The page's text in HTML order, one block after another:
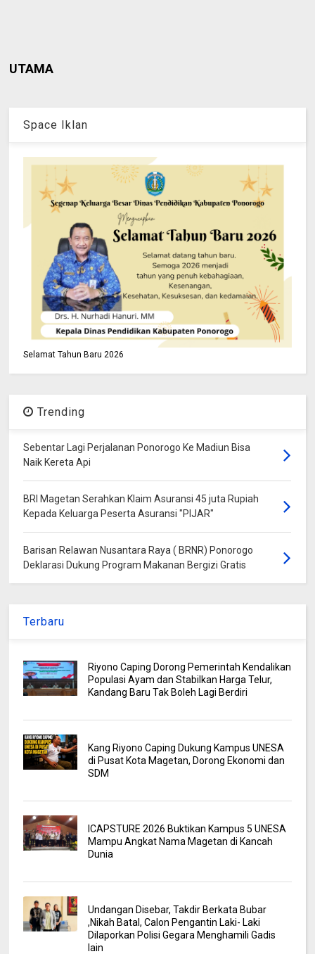
UTAMA
Space Iklan
Selamat Tahun Baru 2026
Trending
Sebentar Lagi Perjalanan Ponorogo Ke Madiun Bisa
Naik Kereta Api
BRI Magetan Serahkan Klaim Asuransi 45 juta Rupiah
Kepada Keluarga Peserta Asuransi "PIJAR"
Barisan Relawan Nusantara Raya ( BRNR) Ponorogo
Deklarasi Dukung Program Makanan Bergizi Gratis
Terbaru
Riyono Caping Dorong Pemerintah Kendalikan
Populasi Ayam dan Stabilkan Harga Telur,
Kandang Baru Tak Boleh Lagi Berdiri
Kang Riyono Caping Dukung Kampus UNESA
di Pusat Kota Magetan, Dorong Ekonomi dan
SDM
ICAPSTURE 2026 Buktikan Kampus 5 UNESA
Mampu Angkat Nama Magetan di Kancah
Dunia
Undangan Disebar, Takdir Berkata Bubar
,Nikah Batal, Calon Pengantin Laki- Laki
Dilaporkan Polisi Gegara Menghamili Gadis
lain